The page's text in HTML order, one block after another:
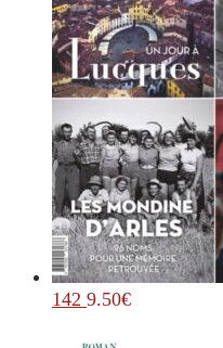
142 9.50€